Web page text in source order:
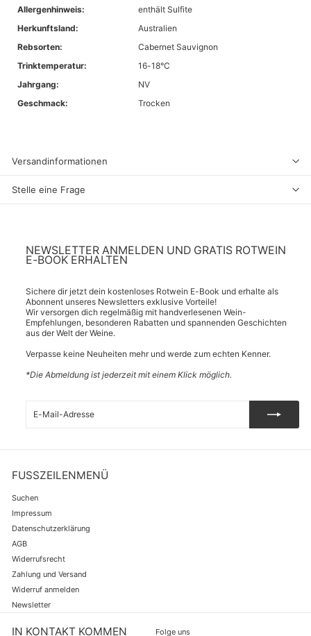
Allergenhinweis:
enthält Sulfite
Herkunftsland:
Australien
Rebsorten:
Cabernet Sauvignon
Trinktemperatur:
16-18°C
Jahrgang:
NV
Geschmack:
Trocken
Versandinformationen
Stelle eine Frage
NEWSLETTER ANMELDEN UND GRATIS ROTWEIN
E-BOOK ERHALTEN
Sichere dir jetzt dein kostenloses Rotwein E-Book und erhalte als
Abonnent unseres Newsletters exklusive Vorteile!
Wir versorgen dich regelmäßig mit handverlesenen Wein-
Empfehlungen, besonderen Rabatten und spannenden Geschichten
aus der Welt der Weine.
Verpasse keine Neuheiten mehr und werde zum echten Kenner.
*Die Abmeldung ist jederzeit mit einem Klick möglich.
Mail-
FUSSZEILENMENÜ
Suchen
Impressum
Datenschutzerklärung
AGB
Widerrufsrecht
Zahlung und Versand
Widerruf anmelden
Newsletter
IN KONTAKT KOMMEN Folge uns